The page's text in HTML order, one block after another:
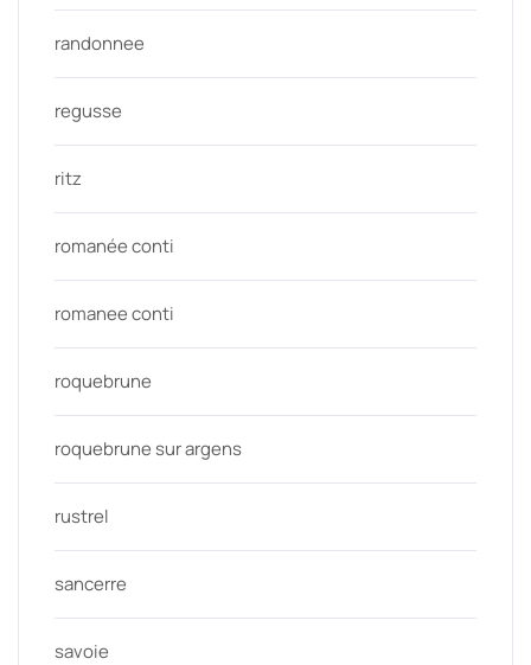
randonnee
regusse
ritz
romanée conti
romanee conti
roquebrune
roquebrune sur argens
rustrel
sancerre
savoie